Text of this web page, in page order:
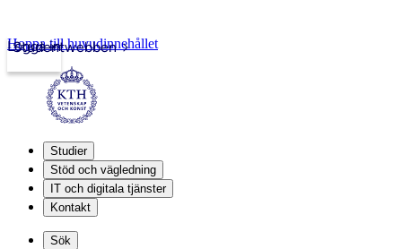
Studentwebben
Logga in
Hoppa till huvudinnehållet
Studier
Stöd och vägledning
IT och digitala tjänster
Kontakt
Sök